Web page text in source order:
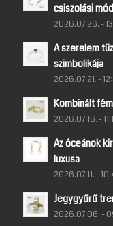
csiszolási
2026.07.26. -
A szerelem
szimbolikája
2026.07.21. -
Kombinált
2026.07.16. -
Az óceánok
luxusa
2026.07.11. -
Jegygyűrű
2026.07.06. -